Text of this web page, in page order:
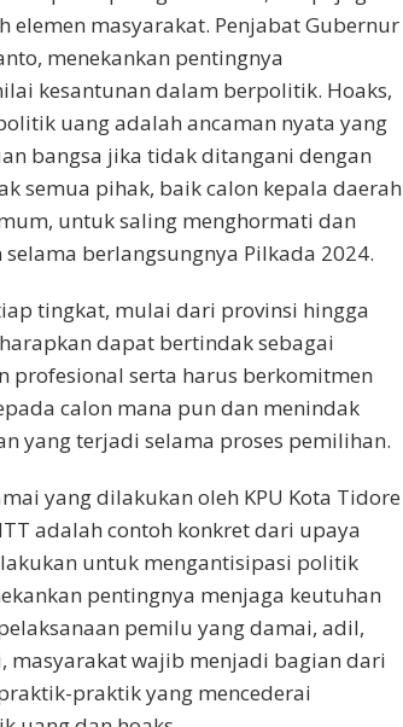
elemen masyarakat. Penjabat Gubernur
menekankan pentingnya
kesantunan dalam berpolitik. Hoaks,
uang adalah ancaman nyata yang
bangsa jika tidak ditangani dengan
semua pihak, baik calon kepala daerah
untuk saling menghormati dan
berlangsungnya Pilkada 2024.
tingkat, mulai dari provinsi hingga
dapat bertindak sebagai
profesional serta harus berkomitmen
calon mana pun dan menindak
yang terjadi selama proses pemilihan.
yang dilakukan oleh KPU Kota Tidore
adalah contoh konkret dari upaya
untuk mengantisipasi politik
pentingnya menjaga keutuhan
pemilu yang damai, adil,
masyarakat wajib menjadi bagian dari
praktik yang mencederai